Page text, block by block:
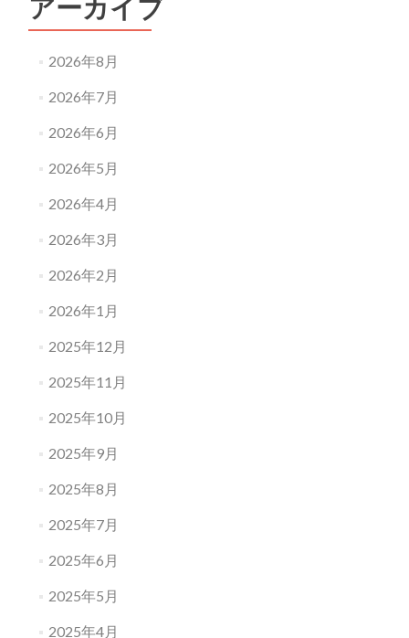
アーカイブ
2026年8月
2026年7月
2026年6月
2026年5月
2026年4月
2026年3月
2026年2月
2026年1月
2025年12月
2025年11月
2025年10月
2025年9月
2025年8月
2025年7月
2025年6月
2025年5月
2025年4月